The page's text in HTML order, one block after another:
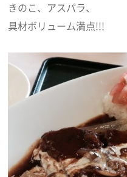
きのこ、アスパラ、
具材ボリューム満点!!!